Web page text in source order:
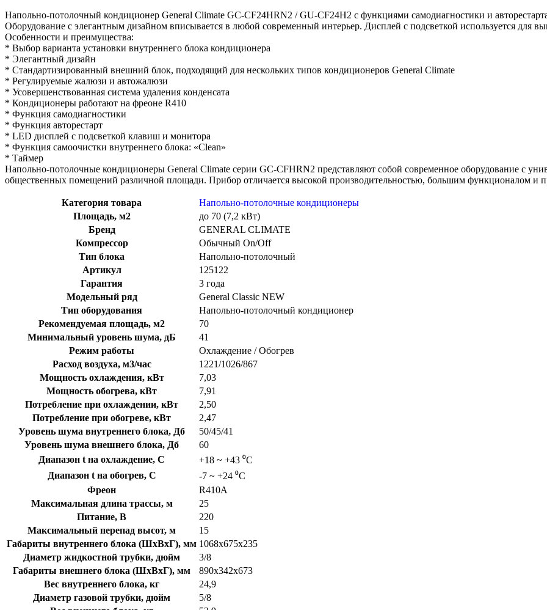
Напольно-потолочный кондиционер General Climate GC-CF24HRN2 / GU-CF24H2 с функциями самодиагностики и
Оборудование с элегантным дизайном вписывается в любой современный интерьер. Дисплей с подсветкой используется для
Особенности и преимущества:
* Выбор варианта установки внутреннего блока кондиционера
* Элегантный дизайн
* Стандартизированный внешний блок, подходящий для нескольких типов кондиционеров General Climate
* Регулируемые жалюзи и автожалюзи
* Усовершенствованная система удаления конденсата
* Кондиционеры работают на фреоне R410
* Функция самодиагностики
* Функция авторестарт
* LED дисплей с подсветкой клавиш и монитора
* Функция самоочистки внутреннего блока: «Clean»
* Таймер
Напольно-потолочные кондиционеры General Climate серии GC-CFHRN2 представляют собой современное оборудование с
общественных помещений различной площади. Прибор отличается высокой производительностью, большим функционалом и
Категория товара
Напольно-потолочные кондиционеры
Площадь, м2
до 70 (7,2 кВт)
Бренд
GENERAL CLIMATE
Компрессор
Обычный On/Off
Тип блока
Напольно-потолочный
Артикул
125122
Гарантия
3 года
Модельный ряд
General Classic NEW
Тип оборудования
Напольно-потолочный кондиционер
Рекомендуемая площадь, м2
70
Минимальный уровень шума, дБ
41
Режим работы
Охлаждение / Обогрев
Расход воздуха, м3/час
1221/1026/867
Мощность охлаждения, кВт
7,03
Мощность обогрева, кВт
7,91
Потребление при охлаждении, кВт
2,50
Потребление при обогреве, кВт
2,47
Уровень шума внутреннего блока, Дб
50/45/41
Уровень шума внешнего блока, Дб
60
Диапазон t на охлаждение, C
+18 ~ +43 ⁰С
Диапазон t на обогрев, C
-7 ~ +24 ⁰С
Фреон
R410A
Максимальная длина трассы, м
25
Питание, В
220
Максимальный перепад высот, м
15
Габариты внутреннего блока (ШхВхГ), мм 1068x675x235
Диаметр жидкостной трубки, дюйм
3/8
Габариты внешнего блока (ШхВхГ), мм
890x342x673
Вес внутреннего блока, кг
24,9
Диаметр газовой трубки, дюйм
5/8